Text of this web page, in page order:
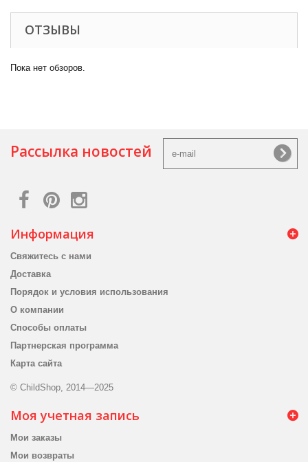
ОТЗЫВЫ
Пока нет обзоров.
Рассылка новостей
Информация
Свяжитесь с нами
Доставка
Порядок и условия использования
О компании
Способы оплаты
Партнерская программа
Карта сайта
© ChildShop, 2014—2025
Моя учетная запись
Мои заказы
Мои возвраты